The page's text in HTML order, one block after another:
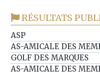
RÉSULTATS
ASP
GOLF DES MARQUES